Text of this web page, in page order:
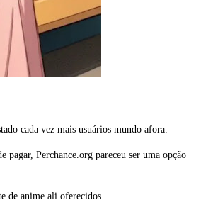
cada vez mais usuários mundo afora.
pagar, Perchance.org pareceu ser uma opção
de anime ali oferecidos.